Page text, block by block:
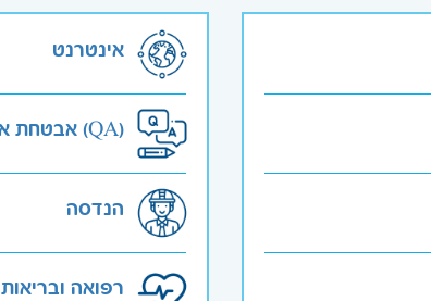
אינטרנט
אבטחת איכות (QA)
הנדסה
רפואה ובריאות